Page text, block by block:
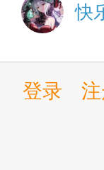
“就你
快
登录